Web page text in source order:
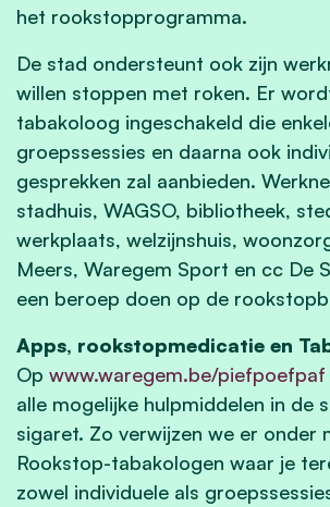
het rookstopprogramma.
De stad ondersteunt ook zijn
willen stoppen met roken. Er
tabakoloog ingeschakeld die
groepssessies en daarna ook
gesprekken zal aanbieden.
stadhuis, WAGSO, bibliotheek,
werkplaats, welzijnshuis,
Meers, Waregem Sport en cc De
een beroep doen op de
Apps, rookstopmedicatie en
Op www.waregem.be/piefpoefpaf
alle mogelijke hulpmiddelen in de
sigaret. Zo verwijzen we er onder
Rookstop-tabakologen waar je
zowel individuele als